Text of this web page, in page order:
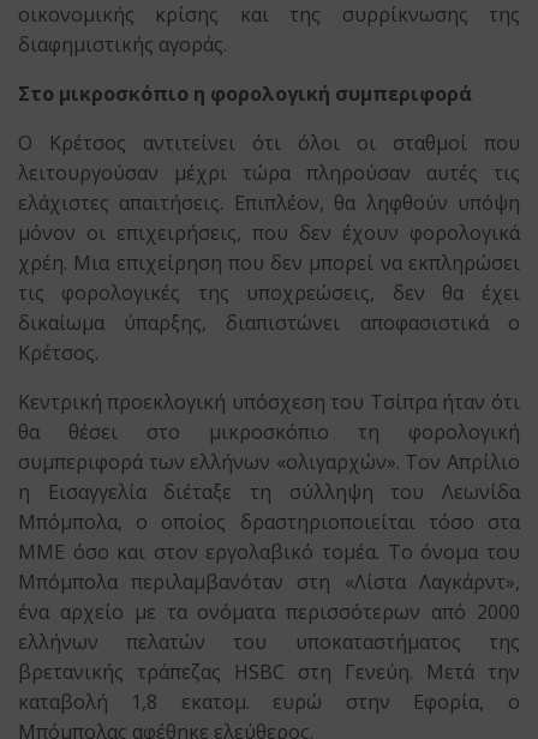
οικονομικής κρίσης και της συρρίκνωσης της
διαφημιστικής αγοράς.
Στο μικροσκόπιο η φορολογική συμπεριφορά
Ο Κρέτσος αντιτείνει ότι όλοι οι σταθμοί που
λειτουργούσαν μέχρι τώρα πληρούσαν αυτές τις
ελάχιστες απαιτήσεις. Επιπλέον, θα ληφθούν υπόψη
μόνον οι επιχειρήσεις, που δεν έχουν φορολογικά
χρέη. Μια επιχείρηση που δεν μπορεί να εκπληρώσει
τις φορολογικές της υποχρεώσεις, δεν θα έχει
δικαίωμα ύπαρξης, διαπιστώνει αποφασιστικά ο
Κρέτσος.
Κεντρική προεκλογική υπόσχεση του Τσίπρα ήταν ότι
θα θέσει στο μικροσκόπιο τη φορολογική
συμπεριφορά των ελλήνων «ολιγαρχών». Τον Απρίλιο
η Εισαγγελία διέταξε τη σύλληψη του Λεωνίδα
Μπόμπολα, ο οποίος δραστηριοποιείται τόσο στα
ΜΜΕ όσο και στον εργολαβικό τομέα. Το όνομα του
Μπόμπολα περιλαμβανόταν στη «Λίστα Λαγκάρντ»,
ένα αρχείο με τα ονόματα περισσότερων από 2000
ελλήνων πελατών του υποκαταστήματος της
βρετανικής τράπεζας HSBC στη Γενεύη. Μετά την
καταβολή 1,8 εκατομ. ευρώ στην Εφορία, ο
Μπόμπολας αφέθηκε ελεύθερος.